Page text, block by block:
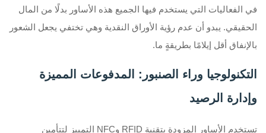
في الفعاليات التي يستخدم فيها الجميع هذه الأساور بدلًا من المال
الحقيقي. يبدو أن عدم رؤية الأوراق النقدية وهي تختفي يجعل الشعور
بالإنفاق أقل إيلامًا بطريقةٍ ما.
التكنولوجيا وراء الصنبور: المدفوعات المميزة
وإدارة الرصيد
تستخدم الأساور المزودة بتقنية RFID وNFC التمييز لتتأمين